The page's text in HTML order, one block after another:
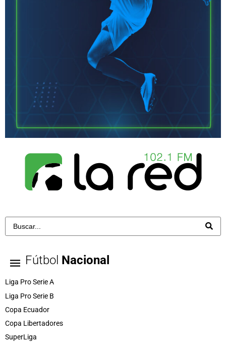
Fútbol Nacional
Liga Pro Serie A
Liga Pro Serie B
Copa Ecuador
Copa Libertadores
SuperLiga